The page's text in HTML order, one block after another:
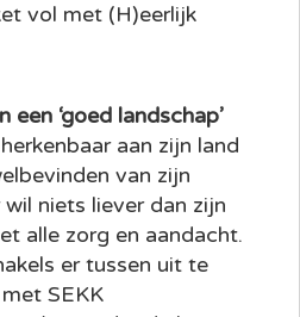
vol met (H)eerlijk
een ‘goed landschap’
aan zijn land
van zijn
niets liever dan zijn
alle zorg en aandacht.
er tussen uit te
SEKK